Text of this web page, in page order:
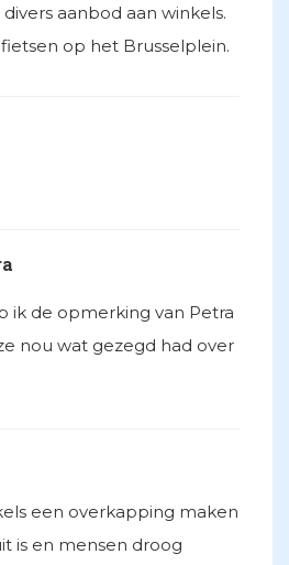
aanbod aan winkels.
op het Brusselplein.
ik de opmerking van Petra
nou wat gezegd had over
een overkapping maken
is en mensen droog